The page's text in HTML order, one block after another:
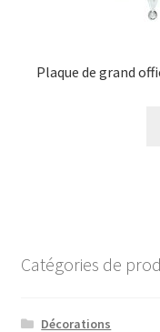
Plaque de grand
Catégories de
Décorations